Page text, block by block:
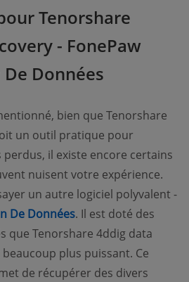
Tenorshare
- FonePaw
Données
bien que Tenorshare
un outil pratique pour
il existe encore certains
nuisent votre expérience.
un autre logiciel polyvalent -
De Données. Il est doté des
que Tenorshare 4ddig data
plus puissant. Ce
de récupérer des divers